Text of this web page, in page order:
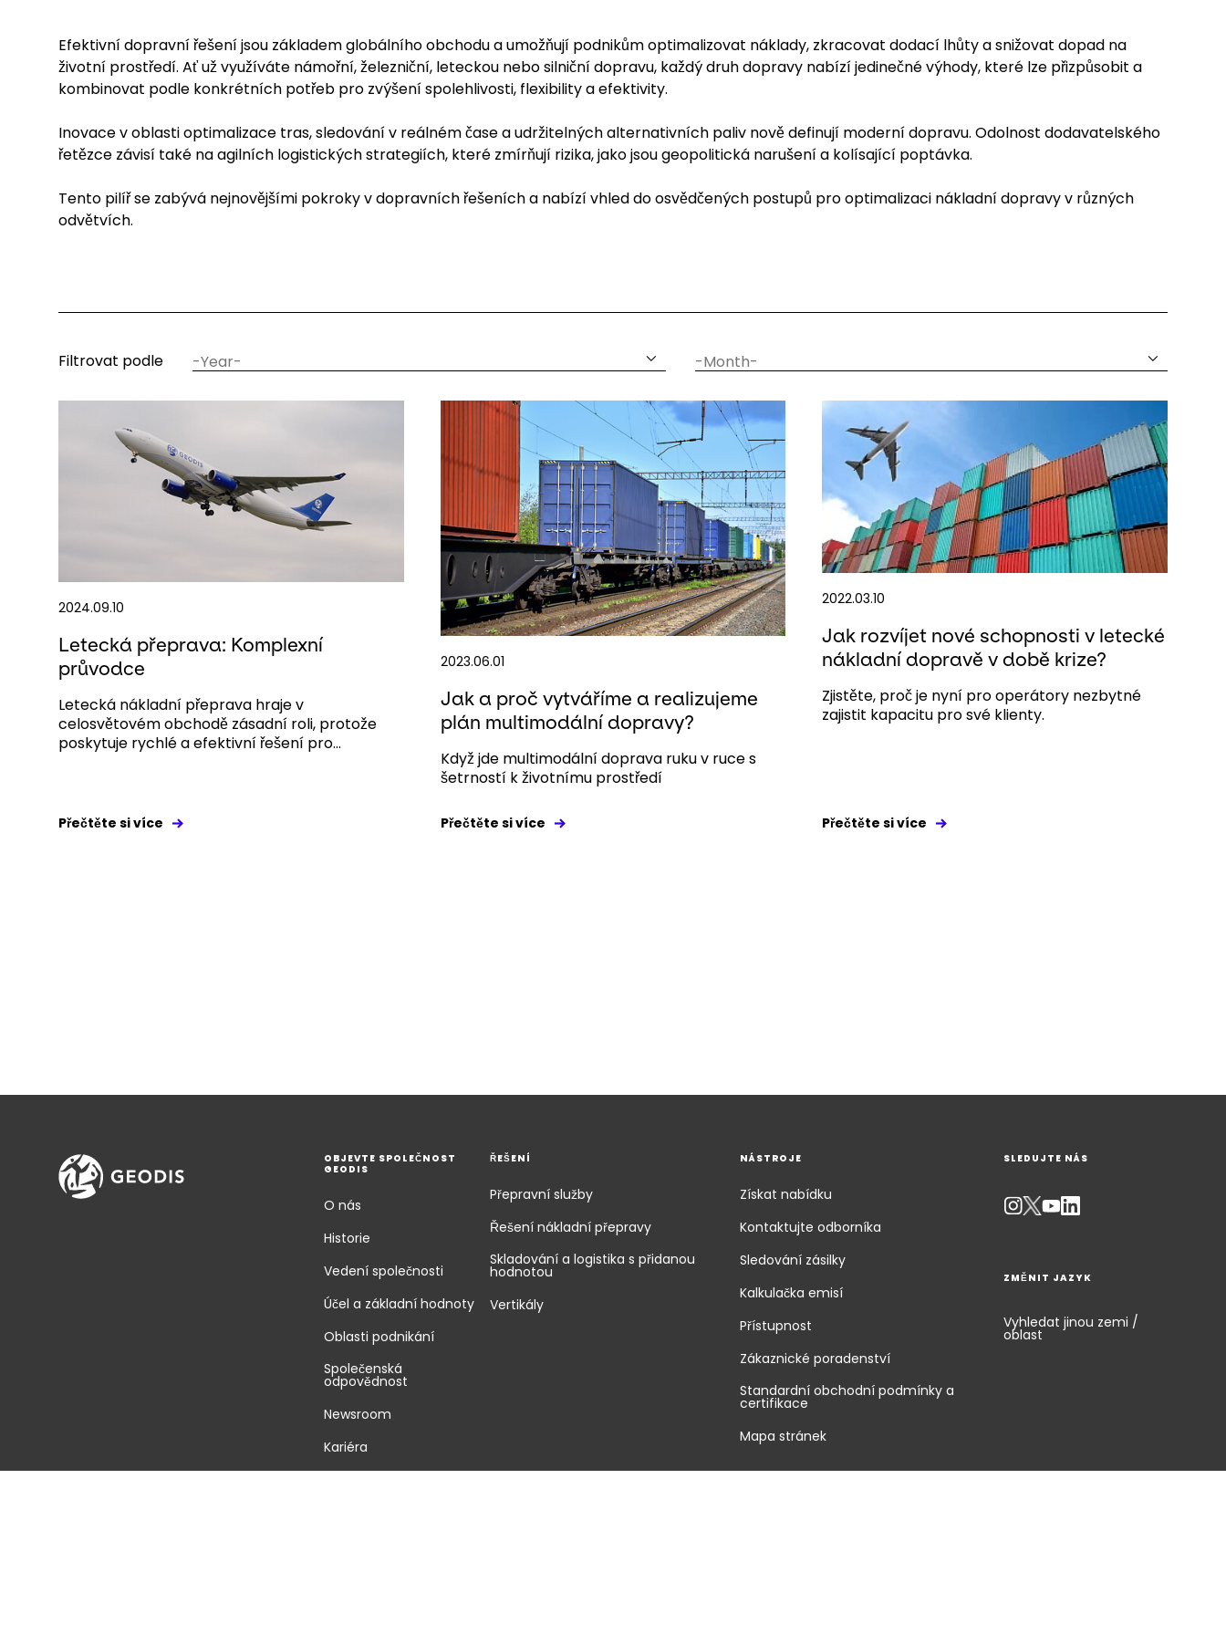
Efektivní dopravní řešení jsou základem globálního obchodu a umožňují podnikům optimalizovat náklady, zkracovat dodací lhůty a snižovat dopad na
životní prostředí. Ať už využíváte námořní, železniční, leteckou nebo silniční dopravu, každý druh dopravy nabízí jedinečné výhody, které lze přizpůsobit a
kombinovat podle konkrétních potřeb pro zvýšení spolehlivosti, flexibility a efektivity.
Inovace v oblasti optimalizace tras, sledování v reálném čase a udržitelných alternativních paliv nově definují moderní dopravu. Odolnost dodavatelského
řetězce závisí také na agilních logistických strategiích, které zmírňují rizika, jako jsou geopolitická narušení a kolísající poptávka.
Tento pilíř se zabývá nejnovějšími pokroky v dopravních řešeních a nabízí vhled do osvědčených postupů pro optimalizaci nákladní dopravy v různých
odvětvích.
Filtrovat podle rok měsíc
2024.09.10
Letecká přeprava: Komplexní
průvodce
Letecká nákladní přeprava hraje v
celosvětovém obchodě zásadní roli, protože
poskytuje rychlé a efektivní řešení pro...
Přečtěte si více
2023.06.01
Jak a proč vytváříme a realizujeme
plán multimodální dopravy?
Když jde multimodální doprava ruku v ruce s
šetrností k životnímu prostředí
Přečtěte si více
2022.03.10
Jak rozvíjet nové schopnosti v letecké
nákladní dopravě v době krize?
Zjistěte, proč je nyní pro operátory nezbytné
zajistit kapacitu pro své klienty.
Přečtěte si více
OBJEVTE SPOLEČNOST
GEODIS
O nás
Historie
Vedení společnosti
Účel a základní hodnoty
Oblasti podnikání
Společenská
odpovědnost
Newsroom
Kariéra
ŘEŠENÍ
Přepravní služby
Řešení nákladní přepravy
Skladování a logistika s přidanou
hodnotou
Vertikály
NÁSTROJE
Získat nabídku
Kontaktujte odborníka
Sledování zásilky
Kalkulačka emisí
Přístupnost
Zákaznické poradenství
Standardní obchodní podmínky a
certifikace
Mapa stránek
SLEDUJTE NÁS
ZMĚNIT JAZYK
Vyhledat jinou zemi /
oblast